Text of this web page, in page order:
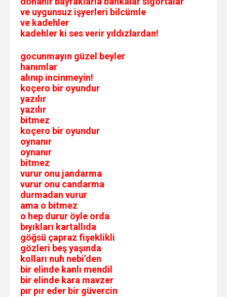
ve uygunsuz işyerleri bilcümle
ve kadehler
kadehler ki ses verir yıldızlardan!
gocunmayın güzel beyler
hanımlar
alınıp incinmeyin!
koçero bir oyundur
yazılır
yazılır
bitmez
koçero bir oyundur
oynanır
oynanır
bitmez
vurur onu jandarma
vurur onu candarma
durmadan vurur
ama o bitmez
o hep durur öyle orda
bıyıkları kartallıda
göğsü çapraz fişeklikli
gözleri beş yaşında
kolları nuh nebi’den
bir elinde kanlı mendil
bir elinde kara mavzer
pır pır eder bir güvercin